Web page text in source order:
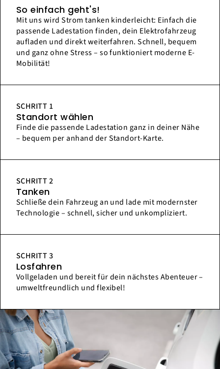
So einfach geht's!
Mit uns wird Strom tanken kinderleicht: Einfach die
passende Ladestation finden, dein Elektrofahrzeug
aufladen und direkt weiterfahren. Schnell, bequem
und ganz ohne Stress – so funktioniert moderne E-
Mobilität!
SCHRITT 1
Standort wählen
Finde die passende Ladestation ganz in deiner Nähe
– bequem per anhand der Standort-Karte.
SCHRITT 2
Tanken
Schließe dein Fahrzeug an und lade mit modernster
Technologie – schnell, sicher und unkompliziert.
SCHRITT 3
Losfahren
Vollgeladen und bereit für dein nächstes Abenteuer –
umweltfreundlich und flexibel!